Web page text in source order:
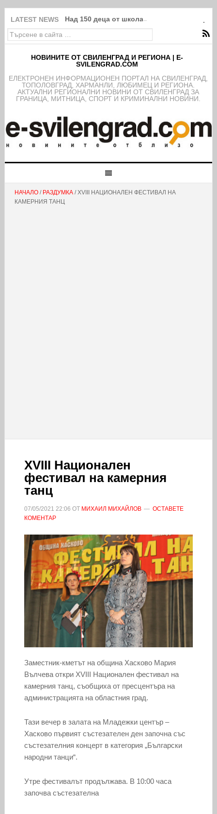
LATEST NEWS Над 150 деца от школата на ФК
НОВИНИТЕ ОТ СВИЛЕНГРАД И РЕГИОНА | E-
SVILENGRAD.COM
EЛЕКТРОНЕН ИНФОРМАЦИОНЕН ПОРТАЛ НА СВИЛЕНГРАД,
ТОПОЛОВГРАД, ХАРМАНЛИ, ЛЮБИМЕЦ И РЕГИОНА.
АКТУАЛНИ РЕГИОНАЛНИ НОВИНИ ОТ СВИЛЕНГРАД ЗА
ГРАНИЦА, МИТНИЦА, СПОРТ И КРИМИНАЛНИ НОВИНИ.
НАЧАЛО/ РАЗДУМКА/ XVIII НАЦИОНАЛЕН ФЕСТИВАЛ НА
КАМЕРНИЯ ТАНЦ
XVIII Национален
фестивал на камерния
танц
07/05/2021 22:06 ОТ МИХАИЛ МИХАЙЛОВ
ОСТАВЕТЕ
КОМЕНТАР
Заместник-кметът на община Хасково Мария
Вълчева откри XVIII Национален фестивал на
камерния танц, съобщиха от пресцентъра на
администрацията на областния град.
Тази вечер в залата на Младежки център –
Хасково първият състезателен ден започна със
състезателния концерт в категория „Български
народни танци“.
Утре фестивалът продължава. В 10:00 часа
започва състезателна